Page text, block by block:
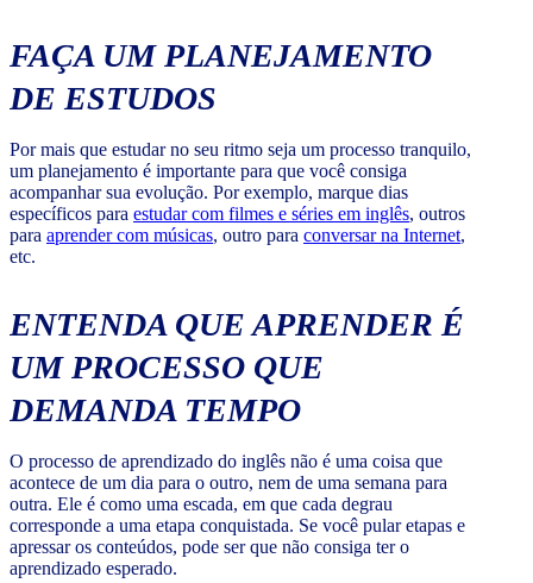
FAÇA UM PLANEJAMENTO
DE ESTUDOS
Por mais que estudar no seu ritmo seja um processo tranquilo,
um planejamento é importante para que você consiga
acompanhar sua evolução. Por exemplo, marque dias
específicos para estudar com filmes e séries em inglês, outros
para aprender com músicas, outro para conversar na Internet,
etc.
ENTENDA QUE APRENDER É
UM PROCESSO QUE
DEMANDA TEMPO
O processo de aprendizado do inglês não é uma coisa que
acontece de um dia para o outro, nem de uma semana para
outra. Ele é como uma escada, em que cada degrau
corresponde a uma etapa conquistada. Se você pular etapas e
apressar os conteúdos, pode ser que não consiga ter o
aprendizado esperado.